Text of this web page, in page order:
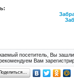
посетитель, Вы зашли
Вам